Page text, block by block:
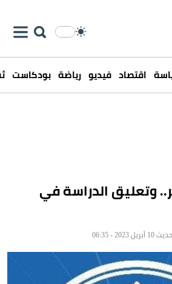
اقتصاد فيديو رياضة بودكاست
وتعليق الدراسة في